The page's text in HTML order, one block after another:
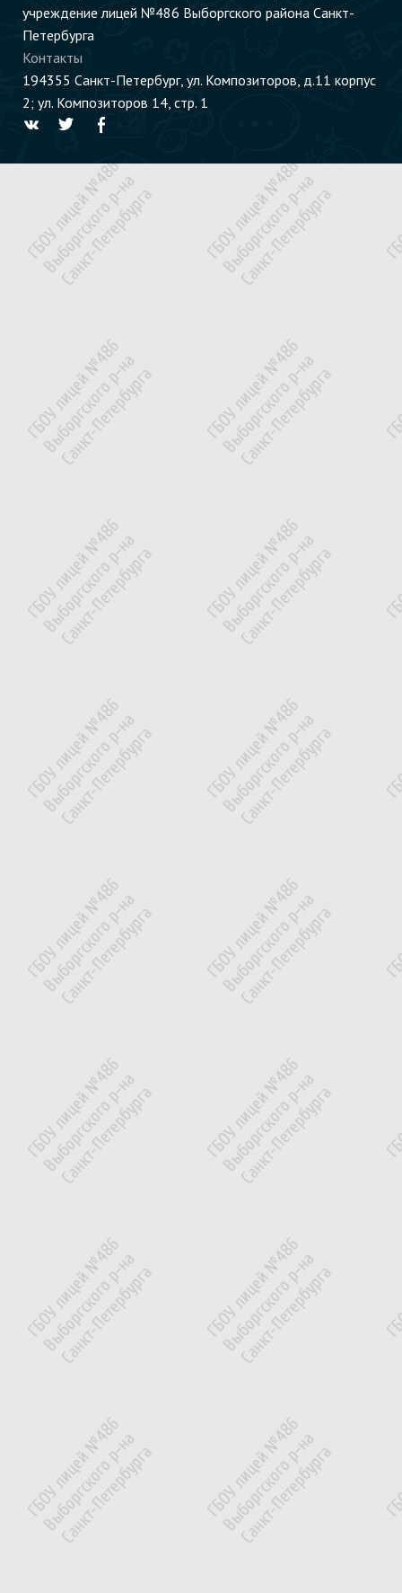
учреждение лицей №486 Выборгского района Санкт-
Петербурга
Контакты
194355 Cанкт-Петербург, ул. Композиторов, д.11 корпус
2; ул. Композиторов 14, стр. 1